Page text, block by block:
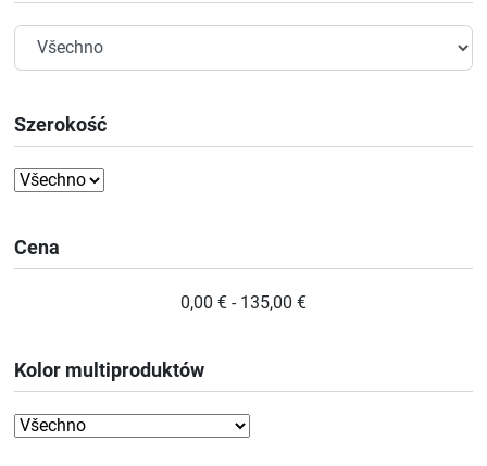
Szerokość
Cena
0,00 € - 135,00 €
Kolor multiproduktów